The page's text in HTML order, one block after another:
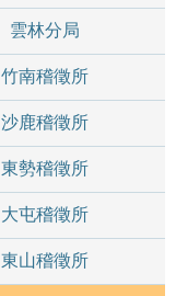
雲林分局
竹南稽徵所
沙鹿稽徵所
東勢稽徵所
大屯稽徵所
東山稽徵所